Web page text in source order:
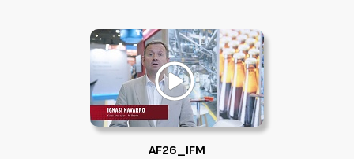
AF26_IFM